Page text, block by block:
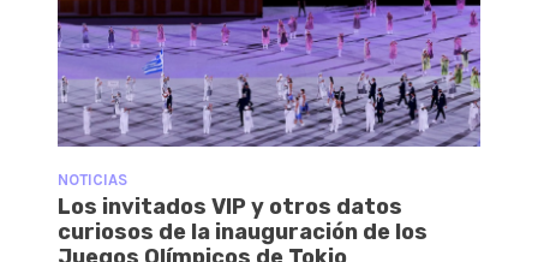
NOTICIAS
Los invitados VIP y otros datos
curiosos de la inauguración de los